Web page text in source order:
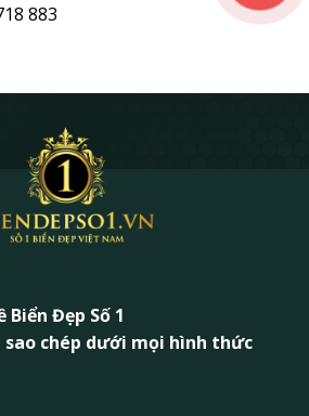
883
Biển Đẹp Số 1
chép dưới mọi hình thức